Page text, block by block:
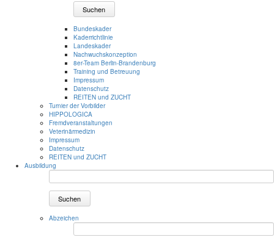
Suchen
Bundeskader
Kaderrichtlinie
Landeskader
Nachwuchskonzeption
8er-Team Berlin-Brandenburg
Training und Betreuung
Impressum
Datenschutz
REITEN und ZUCHT
Turnier der Vorbilder
HIPPOLOGICA
Fremdveranstaltungen
Veterinärmedizin
Impressum
Datenschutz
REITEN und ZUCHT
Ausbildung
Suchen
Abzeichen